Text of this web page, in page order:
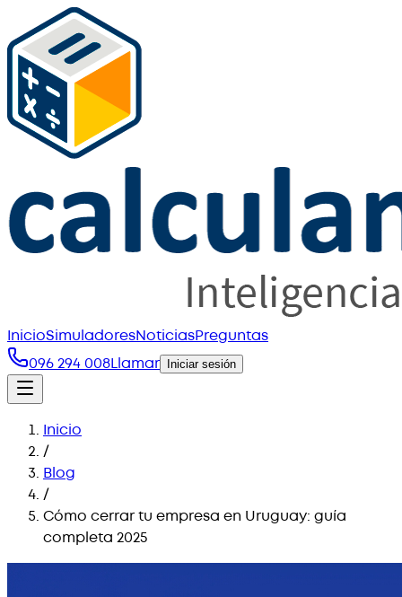
InicioSimuladoresNoticiasPreguntas
096 294 008Llamar Iniciar sesión
Inicio
/
Blog
/
Cómo cerrar tu empresa en Uruguay: guía
completa 2025